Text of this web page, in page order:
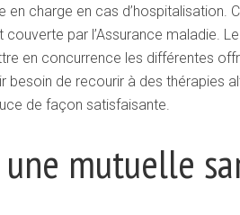
charge en cas d’hospitalisation.
par l’Assurance maladie.
en concurrence les différentes
besoin de recourir à des thérapies
de façon satisfaisante.
mutuelle